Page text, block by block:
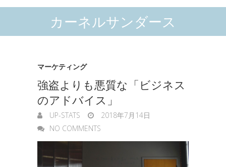
カーネルサンダース
マーケティング
強盗よりも悪質な「ビジネス
のアドバイス」
UP-STATS
2018年7月14日
NO COMMENTS